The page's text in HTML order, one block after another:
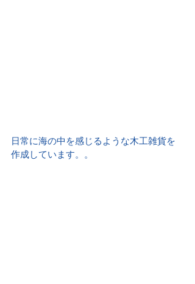
日常に海の中を感じるような木工雑貨を
作成しています。。